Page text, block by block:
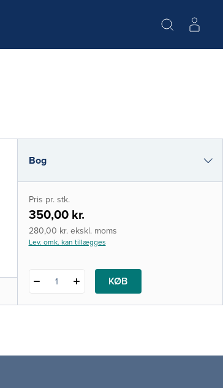
Bog
e-bog
i-bog
Pris pr. stk.
350,00 kr.
280,00 kr. ekskl. moms
Lev. omk. kan tillægges
1 KØB